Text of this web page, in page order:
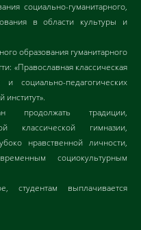
социально-гуманитарного,
в области культуры и
образования гуманитарного
«Православная классическая
социально-педагогических
продолжать традиции,
классической гимназии,
нравственной личности,
социокультурным
студентам выплачивается